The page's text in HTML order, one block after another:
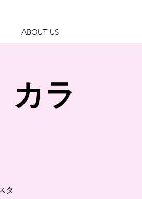
ABOUT US
カラ
タ